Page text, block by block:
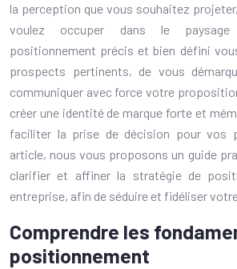
la perception que vous souhaitez
voulez occuper dans le paysage
positionnement précis et bien défini
prospects pertinents, de vous
communiquer avec force votre
créer une identité de marque forte et
faciliter la prise de décision pour vos
article, nous vous proposons un guide
clarifier et affiner la stratégie de
entreprise, afin de séduire et fidéliser
Comprendre les
positionnement